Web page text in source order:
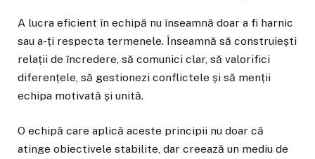
A lucra eficient în echipă nu înseamnă doar a fi harnic
sau a-ți respecta termenele. Înseamnă să construiești
relații de încredere, să comunici clar, să valorifici
diferențele, să gestionezi conflictele și să menții
echipa motivată și unită.
O echipă care aplică aceste principii nu doar că
atinge obiectivele stabilite, dar creează un mediu de